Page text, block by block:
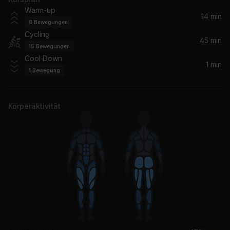
Tomorrow
Silverchair
Get Into It (Yuh)
Doja Cat
Bodak Yellow
Kevin McKay, Tasty Lopez, Alex Gewer
Imagine Dragons
Warm-up
8 Bewegungen
14 min
Cycling
15 Bewegungen
45 min
Cool Down
1 Bewegung
1 min
Körperaktivität